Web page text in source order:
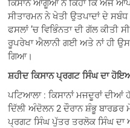
ਕਿਸਾਨ ਆਗੂਆਂ ਨੇ ਕਿਹਾ ਕਿ ਅੱਜ
ਸੀਤਾਰਮਨ ਨੇ ਖੇਤੀ ਉਤਪਾਦਾਂ ਦੇ
ਫਸਲਾਂ ’ਚ ਵਿਭਿੰਨਤਾ ਦੀ ਗੱਲ ਕੀਤੀ
ਰੂਪਰੇਖਾ ਐਲਾਨੀ ਗਈ ਅਤੇ ਨਾਂ ਹੀ
ਗਿਆ।
ਸ਼ਹੀਦ ਕਿਸਾਨ ਪ੍ਰਗਟ ਸਿੰਘ ਦਾ
ਪਟਿਆਲਾ : ਕਿਸਾਨਾਂ ਮਜਦੂਰਾਂ ਦੀਆਂ
ਦਿੱਲੀ ਅੰਦੋਲਨ 2 ਦੌਰਾਨ ਸ਼ੰਭੂ ਬਾਰਡਰ
ਪ੍ਰਗਟ ਸਿੰਘ ਪੁੱਤਰ ਤਰਲੋਕ ਸਿੰਘ ਦਾ